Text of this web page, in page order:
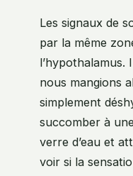
Les signaux de
par la même
l’hypothalamus.
nous mangions
simplement
succomber à
verre d’eau et
voir si la